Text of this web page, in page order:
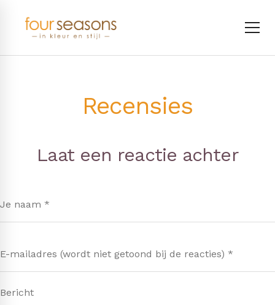
Recensies
Laat een reactie achter